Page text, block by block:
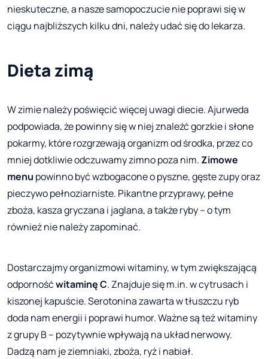
nieskuteczne, a nasze samopoczucie nie poprawi się w
ciągu najbliższych kilku dni, należy udać się do lekarza.
Dieta zimą
W zimie należy poświęcić więcej uwagi diecie. Ajurweda
podpowiada, że powinny się w niej znaleźć gorzkie i słone
pokarmy, które rozgrzewają organizm od środka, przez co
mniej dotkliwie odczuwamy zimno poza nim. Zimowe
menu powinno być wzbogacone o pyszne, gęste zupy oraz
pieczywo pełnoziarniste. Pikantne przyprawy, pełne
zboża, kasza gryczana i jaglana, a także ryby – o tym
również nie należy zapominać.
Dostarczajmy organizmowi witaminy, w tym zwiększającą
odpornośćwitaminę C. Znajduje się m.in. w cytrusach i
kiszonej kapuście. Serotonina zawarta w tłuszczu ryb
doda nam energii i poprawi humor. Ważne są też witaminy
z grupy B – pozytywnie wpływają na układ nerwowy.
Dadzą nam je ziemniaki, zboża, ryż i nabiał.